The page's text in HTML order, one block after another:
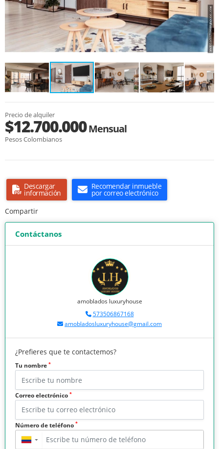
Precio de alquiler
$12.700.000Mensual
Pesos Colombianos
Descargar
información
Recomendar inmueble
por correo electrónico
Compartir
Contáctanos
amoblados luxuryhouse
573506867168
amobladosluxuryhouse@gmail.com
¿Prefieres que te contactemos?
Tu nombre *
Correo electrónico *
Número de teléfono *
▼